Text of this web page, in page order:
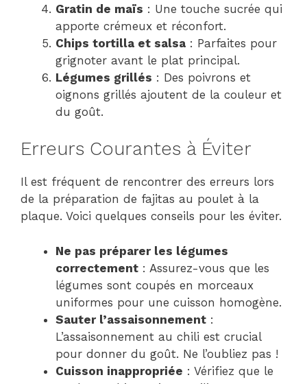
Gratin de maïs : Une touche sucrée qui
apporte crémeux et réconfort.
Chips tortilla et salsa : Parfaites pour
grignoter avant le plat principal.
Légumes grillés : Des poivrons et
oignons grillés ajoutent de la couleur et
du goût.
Erreurs Courantes à Éviter
Il est fréquent de rencontrer des erreurs lors
de la préparation de fajitas au poulet à la
plaque. Voici quelques conseils pour les éviter.
Ne pas préparer les légumes
correctement : Assurez-vous que les
légumes sont coupés en morceaux
uniformes pour une cuisson homogène.
Sauter l’assaisonnement :
L’assaisonnement au chili est crucial
pour donner du goût. Ne l’oubliez pas !
Cuisson inappropriée : Vérifiez que le